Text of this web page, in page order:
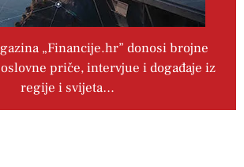
„Financije.hr” donosi brojne
priče, intervjue i događaje iz
regije i svijeta…